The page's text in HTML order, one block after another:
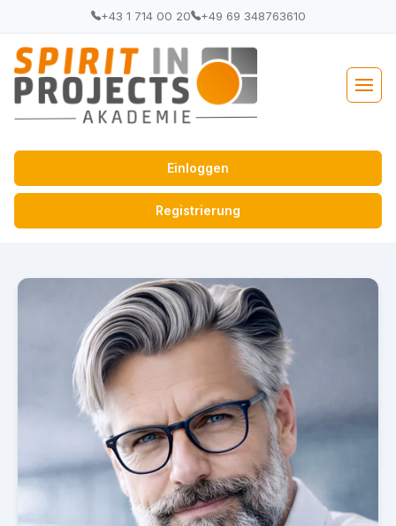
+43 1 714 00 20 +49 69 348763610
Einloggen
Registrierung